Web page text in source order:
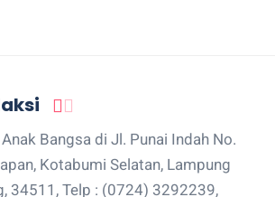
Bangsa di Jl. Punai Indah No.
Kotabumi Selatan, Lampung
34511, Telp : (0724) 3292239,